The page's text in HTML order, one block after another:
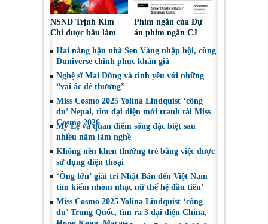
NSND Trịnh Kim
Chi được bầu làm
Nghệ sĩ Sân khấu
Việt Nam
Phim ngắn của Dự
án phim ngắn CJ
tại LHP quốc tế
Toronto 2026
Hai nàng hậu nhà Sen Vàng nhập hội, cùng
Duniverse chinh phục khán giả
Nghệ sĩ Mai Dũng và tình yêu với những
“vai ác dễ thương”
Miss Cosmo 2025 Yolina Lindquist ‘công
du’ Nepal, tìm đại diện mới tranh tài Miss
Cosmo 2026
Mỹ Lệ và quan điểm sống đặc biệt sau
nhiều năm làm nghề
Không nên khen thưởng trẻ bằng việc được
sử dụng điện thoại
‘Ông lớn’ giải trí Nhật Bản đến Việt Nam
tìm kiếm nhóm nhạc nữ thế hệ đầu tiên’
Miss Cosmo 2025 Yolina Lindquist ‘công
du’ Trung Quốc, tìm ra 3 đại diện China,